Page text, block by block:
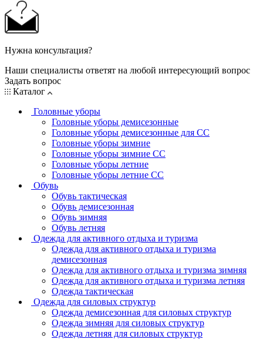
Нужна консультация?
Наши специалисты ответят на любой интересующий вопрос
Задать вопрос
Каталог
Головные уборы
Головные уборы демисезонные
Головные уборы демисезонные для СС
Головные уборы зимние
Головные уборы зимние СС
Головные уборы летние
Головные уборы летние СС
Обувь
Обувь тактическая
Обувь демисезонная
Обувь зимняя
Обувь летняя
Одежда для активного отдыха и туризма
Одежда для активного отдыха и туризма
демисезонная
Одежда для активного отдыха и туризма зимняя
Одежда для активного отдыха и туризма летняя
Одежда тактическая
Одежда для силовых структур
Одежда демисезонная для силовых структур
Одежда зимняя для силовых структур
Одежда летняя для силовых структур